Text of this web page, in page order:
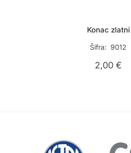
Konac zlatni
Šifra: 9012
2,00€